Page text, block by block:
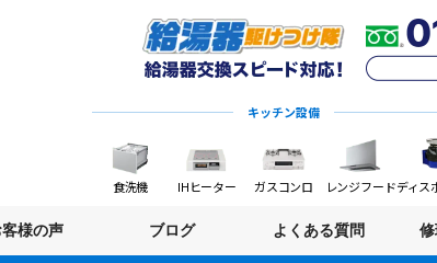
キッチン設備
食洗機 IHヒーター ガスコンロ レンジフードディス
様の声 ブログ よくある質問